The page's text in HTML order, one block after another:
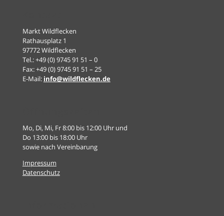
Markt Wildflecken
Rathausplatz 1
97772 Wildflecken
Tel.: +49 (0) 9745 91 51 – 0
Fax: +49 (0) 9745 91 51 – 25
E-Mail: info@wildflecken.de
Mo, Di, Mi, Fr 8:00 bis 12:00 Uhr und
Do 13:00 bis 18:00 Uhr
sowie nach Vereinbarung
Impressum
Datenschutz